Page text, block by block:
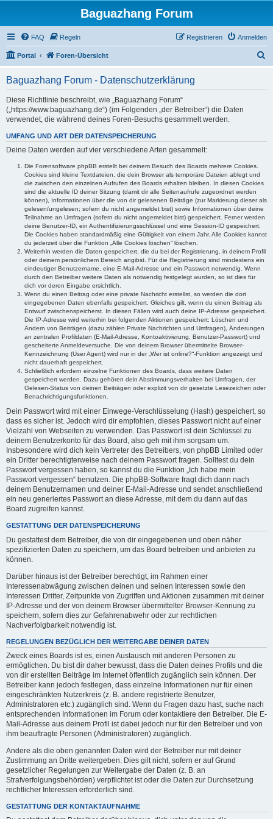
Baguazhang Forum
FAQ Regeln Anmelden
Registrieren
Portal Foren-Übersicht
Baguazhang Forum - Datenschutzerklärung
Diese Richtlinie beschreibt, wie „Baguazhang Forum“
(„https://www.baguazhang.de“) (im Folgenden „der Betreiber“) die Daten
verwendet, die während deines Foren-Besuchs gesammelt werden.
UMFANG UND ART DER DATENSPEICHERUNG
Deine Daten werden auf vier verschiedene Arten gesammelt:
Die Forensoftware phpBB erstellt bei deinem Besuch des Boards mehrere Cookies.
Cookies sind kleine Textdateien, die dein Browser als temporäre Dateien ablegt und
die zwischen den einzelnen Aufrufen des Boards erhalten bleiben. In diesen Cookies
sind die aktuelle ID deiner Sitzung (damit dir alle Seitenaufrufe zugeordnet werden
können), Informationen über die von dir gelesenen Beiträge (zur Markierung dieser als
gelesen/ungelesen; sofern du nicht angemeldet bist) sowie Informationen über deine
Teilnahme an Umfragen (sofern du nicht angemeldet bist) gespeichert. Ferner werden
deine Benutzer-ID, ein Authentifizierungsschlüssel und eine Session-ID gespeichert.
Die Cookies haben standardmäßig eine Gültigkeit von einem Jahr. Alle Cookies kannst
du jederzeit über die Funktion „Alle Cookies löschen“ löschen.
Weiterhin werden die Daten gespeichert, die du bei der Registrierung, in deinem Profil
oder deinem persönlichem Bereich angibst. Für die Registrierung sind mindestens ein
eindeutiger Benutzername, eine E-Mail-Adresse und ein Passwort notwendig. Wenn
durch den Betreiber weitere Daten als notwendig festgelegt wurden, so ist dies für
dich vor deren Eingabe ersichtlich.
Wenn du einen Beitrag oder eine private Nachricht erstellst, so werden die dort
eingegebenen Daten ebenfalls gespeichert. Gleiches gilt, wenn du einen Beitrag als
Entwurf zwischenspeicherst. In diesen Fällen wird auch deine IP-Adresse gespeichert.
Die IP-Adresse wird weiterhin bei folgenden Aktionen gespeichert: Löschen und
Ändern von Beiträgen (dazu zählen Private Nachrichten und Umfragen), Änderungen
an zentralen Profildaten (E-Mail-Adresse, Kontoaktivierung, Benutzer-Passwort) und
gescheiterte Anmeldeversuche. Die von deinem Browser übermittelte Browser-
Kennzeichnung (User Agent) wird nur in der „Wer ist online?“-Funktion angezeigt und
nicht dauerhaft gespeichert.
Schließlich erfordern einzelne Funktionen des Boards, dass weitere Daten
gespeichert werden. Dazu gehören dein Abstimmungsverhalten bei Umfragen, der
Gelesen-Status von deinen Beiträgen oder explizit von dir gesetzte Lesezeichen oder
Benachrichtigungsfunktionen.
Dein Passwort wird mit einer Einwege-Verschlüsselung (Hash) gespeichert, so
dass es sicher ist. Jedoch wird dir empfohlen, dieses Passwort nicht auf einer
Vielzahl von Webseiten zu verwenden. Das Passwort ist dein Schlüssel zu
deinem Benutzerkonto für das Board, also geh mit ihm sorgsam um.
Insbesondere wird dich kein Vertreter des Betreibers, von phpBB Limited oder
ein Dritter berechtigterweise nach deinem Passwort fragen. Solltest du dein
Passwort vergessen haben, so kannst du die Funktion „Ich habe mein
Passwort vergessen“ benutzen. Die phpBB-Software fragt dich dann nach
deinem Benutzernamen und deiner E-Mail-Adresse und sendet anschließend
ein neu generiertes Passwort an diese Adresse, mit dem du dann auf das
Board zugreifen kannst.
GESTATTUNG DER DATENSPEICHERUNG
Du gestattest dem Betreiber, die von dir eingegebenen und oben näher
spezifizierten Daten zu speichern, um das Board betreiben und anbieten zu
können.
Darüber hinaus ist der Betreiber berechtigt, im Rahmen einer
Interessenabwägung zwischen deinen und seinen Interessen sowie den
Interessen Dritter, Zeitpunkte von Zugriffen und Aktionen zusammen mit deiner
IP-Adresse und der von deinem Browser übermittelter Browser-Kennung zu
speichern, sofern dies zur Gefahrenabwehr oder zur rechtlichen
Nachverfolgbarkeit notwendig ist.
REGELUNGEN BEZÜGLICH DER WEITERGABE DEINER DATEN
Zweck eines Boards ist es, einen Austausch mit anderen Personen zu
ermöglichen. Du bist dir daher bewusst, dass die Daten deines Profils und die
von dir erstellten Beiträge im Internet öffentlich zugänglich sein können. Der
Betreiber kann jedoch festlegen, dass einzelne Informationen nur für einen
eingeschränkten Nutzerkreis (z. B. andere registrierte Benutzer,
Administratoren etc.) zugänglich sind. Wenn du Fragen dazu hast, suche nach
entsprechenden Informationen im Forum oder kontaktiere den Betreiber. Die E-
Mail-Adresse aus deinem Profil ist dabei jedoch nur für den Betreiber und von
ihm beauftragte Personen (Administratoren) zugänglich.
Andere als die oben genannten Daten wird der Betreiber nur mit deiner
Zustimmung an Dritte weitergeben. Dies gilt nicht, sofern er auf Grund
gesetzlicher Regelungen zur Weitergabe der Daten (z. B. an
Strafverfolgungsbehörden) verpflichtet ist oder die Daten zur Durchsetzung
rechtlicher Interessen erforderlich sind.
GESTATTUNG DER KONTAKTAUFNAHME